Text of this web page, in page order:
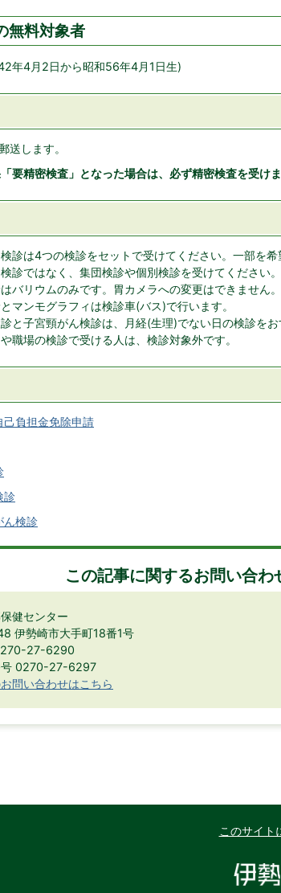
無料対象者
年4月2日から昭和56年4月1日生)
送します。
要精密検査」となった場合は、必ず精密検査を受け
診は4つの検診をセットで受けてください。一部を希
診ではなく、集団検診や個別検診を受けてください。
バリウムのみです。胃カメラへの変更はできません。
マンモグラフィは検診車(バス)で行います。
と子宮頸がん検診は、月経(生理)でない日の検診をお
職場の検診で受ける人は、検診対象外です。
己負担金免除申請
診
ん検診
この記事に関するお問い合わ
健センター
伊勢崎市大手町18番1号
27-6290
号 0270-27-6297
問い合わせはこちら
このサイト